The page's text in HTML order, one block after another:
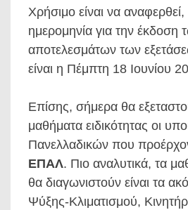
Χρήσιμο είναι να αναφερθεί,
ημερομηνία για την έκδοση
αποτελεσμάτων των
είναι η Πέμπτη 18 Ιουνίου
Επίσης, σήμερα θα
μαθήματα ειδικότητας οι
Πανελλαδικών που
ΕΠΑΛ. Πιο αναλυτικά, τα
θα διαγωνιστούν είναι τα
Ψύξης-Κλιματισμού,